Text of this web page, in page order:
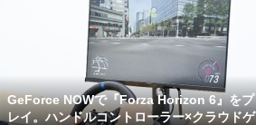
GeForce NOWで『Forza Horizon 6』をプ
レイ。ハンドルコントローラー×クラウドゲ